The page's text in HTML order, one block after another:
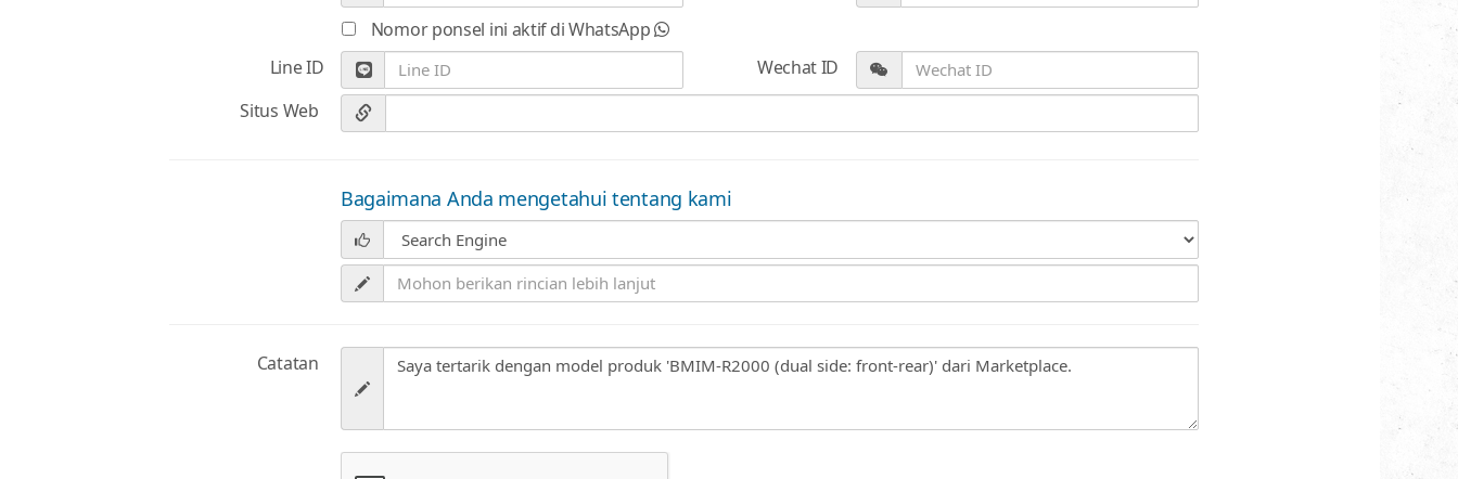
Nomor ponsel ini aktif di WhatsApp
Line ID
Wechat ID
Situs Web
Bagaimana Anda mengetahui tentang kami
Catatan